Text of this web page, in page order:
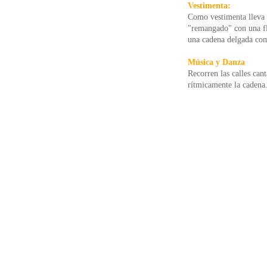
Vestimenta:
Como vestimenta
"remangado" con una
una cadena delgada
Música y Danza
Recorren las calles
rítmicamente la cadena.